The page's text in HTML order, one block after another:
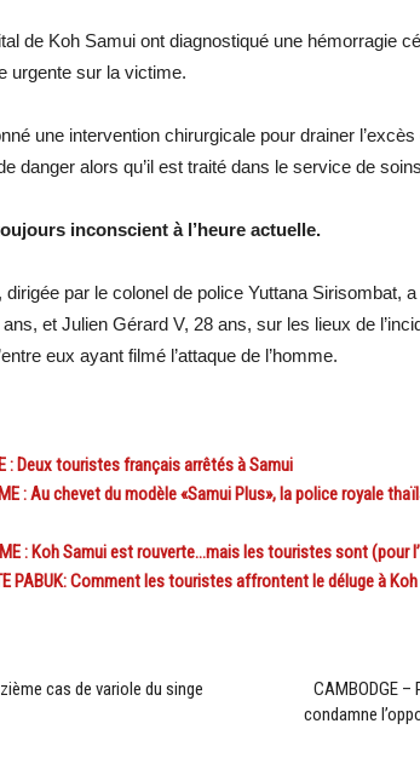
de Koh Samui ont diagnostiqué une hémorragie
urgente sur la victime.
une intervention chirurgicale pour drainer l’excès
danger alors qu’il est traité dans le service de
inconscient à l’heure actuelle.
dirigée par le colonel de police Yuttana Sirisombat,
et Julien Gérard V, 28 ans, sur les lieux de
eux ayant filmé l’attaque de l’homme.
: Deux touristes français arrêtés à Samui
: Au chevet du modèle «Samui Plus», la police royale
: Koh Samui est rouverte…mais les touristes sont (pour
PABUK: Comment les touristes affrontent le déluge à
cas de variole du singe
CAMBODGE –
condamne